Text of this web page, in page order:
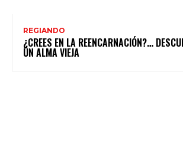
REGIANDO
¿CREES EN LA REENCARNACIÓN?…
UN ALMA VIEJA